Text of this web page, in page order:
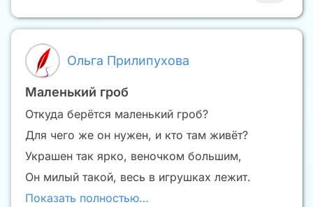
Ольга Прилипухова
Маленький гроб
Откуда берётся маленький гроб?
Для чего же он нужен, и кто там живёт?
Украшен так ярко, веночком большим,
Он милый такой, весь в игрушках лежит.
Показать полностью…